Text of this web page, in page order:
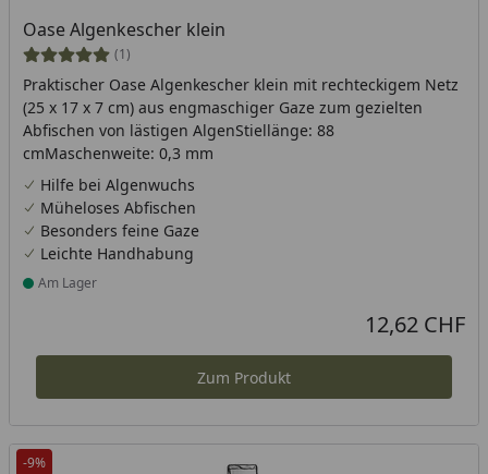
Oase Algenkescher klein
(1)
Praktischer Oase Algenkescher klein mit rechteckigem Netz
(25 x 17 x 7 cm) aus engmaschiger Gaze zum gezielten
Abfischen von lästigen AlgenStiellänge: 88
cmMaschenweite: 0,3 mm
Hilfe bei Algenwuchs
Müheloses Abfischen
Besonders feine Gaze
Leichte Handhabung
Produkt am Lager
Am Lager
Aktueller Preis
12,62 CHF
Zum Produkt
-9%